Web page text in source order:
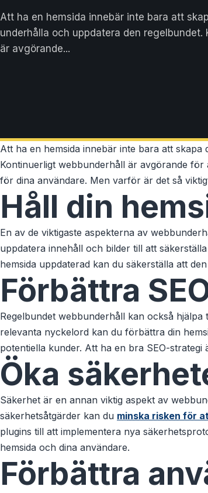
Att ha en hemsida innebär inte bara att
underhålla och uppdatera den regelbundet.
är avgörande...
Att ha en hemsida innebär inte bara att
Kontinuerligt webbunderhåll är avgörande
för dina användare. Men varför är det så
Håll din
En av de viktigaste aspekterna av
uppdatera innehåll och bilder till att
hemsida uppdaterad kan du säkerställa att
Förbättra
Regelbundet webbunderhåll kan också hjälpa
relevanta nyckelord kan du förbättra din
potentiella kunder. Att ha en bra SEO-
Öka
Säkerhet är en annan viktig aspekt av
säkerhetsåtgärder kan du minska risken för
plugins till att implementera nya
hemsida och dina användare.
Förbättra